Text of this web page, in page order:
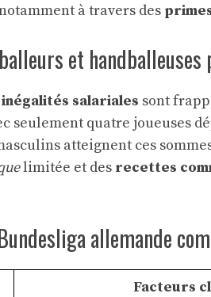
à travers des
et handballeuses
inégalités salariales sont
seulement quatre joueuses
atteignent ces
limitée et des recettes
allemande
Facteurs